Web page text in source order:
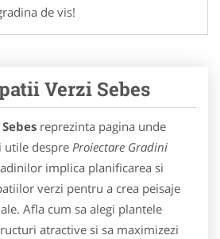
de vis!
Verzi Sebes
reprezinta pagina unde
utile despre Proiectare Gradini
implica planificarea si
verzi pentru a crea peisaje
Afla cum sa alegi plantele
atractive si sa maximizezi